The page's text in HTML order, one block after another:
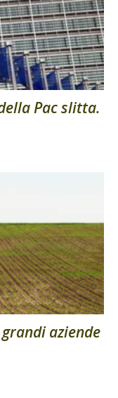
Pac slitta.
aziende